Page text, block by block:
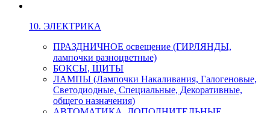
10. ЭЛЕКТРИКА
ПРАЗДНИЧНОЕ освещение (ГИРЛЯНДЫ,
лампочки разноцветные)
БОКСЫ, ЩИТЫ
ЛАМПЫ (Лампочки Накаливания, Галогеновые,
Светодиодные, Специальные, Декоративные,
общего назначения)